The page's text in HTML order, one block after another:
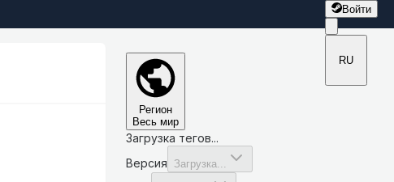
Войти
RU
Регион
Весь мир
Загрузка тегов...
Версия
Загрузка...